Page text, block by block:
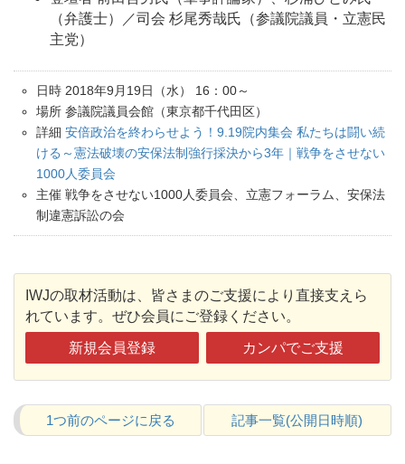
（弁護士）／司会 杉尾秀哉氏（参議院議員・立憲民
主党）
日時 2018年9月19日（水） 16：00～
場所 参議院議員会館（東京都千代田区）
詳細 安倍政治を終わらせよう！9.19院内集会 私たちは闘い続
ける～憲法破壊の安保法制強行採決から3年｜戦争をさせない
1000人委員会
主催 戦争をさせない1000人委員会、立憲フォーラム、安保法
制違憲訴訟の会
IWJの取材活動は、皆さまのご支援により直接支えら
れています。ぜひ会員にご登録ください。
新規会員登録 カンパでご支援
1つ前のページに戻る 記事一覧(公開日時順)